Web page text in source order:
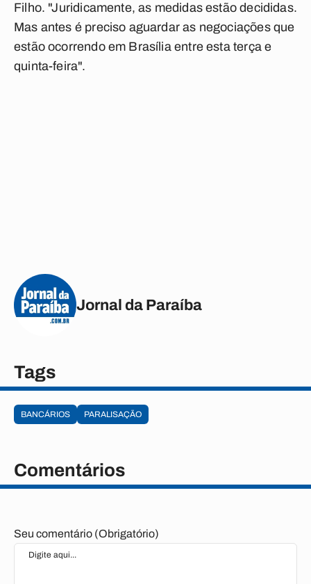
Filho. "Juridicamente, as medidas estão decididas.
Mas antes é preciso aguardar as negociações que
estão ocorrendo em Brasília entre esta terça e
quinta-feira".
Jornal da Paraíba
Tags
BANCÁRIOS PARALISAÇÃO
Comentários
Seu comentário (Obrigatório)